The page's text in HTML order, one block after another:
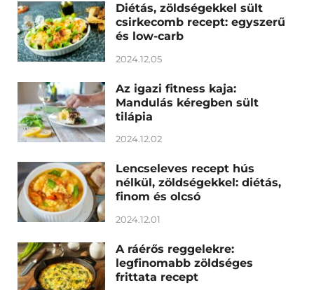
Diétás, zöldségekkel sült
csirkecomb recept: egyszerű
és low-carb
2024.12.05
Az igazi fitness kaja:
Mandulás kéregben sült
tilápia
2024.12.02
Lencseleves recept hús
nélkül, zöldségekkel: diétás,
finom és olcsó
2024.12.01
A ráérős reggelekre:
legfinomabb zöldséges
frittata recept